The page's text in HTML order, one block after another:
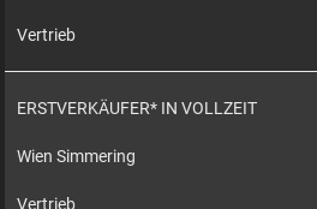
Vertrieb
ERSTVERKÄUFER* IN VOLLZEIT
Wien Simmering
Vertrieb